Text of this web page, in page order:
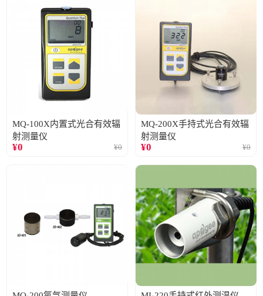
MQ-100X内置式光合有效辐
射测量仪
¥0 ¥0
MQ-200X手持式光合有效辐
射测量仪
¥0 ¥0